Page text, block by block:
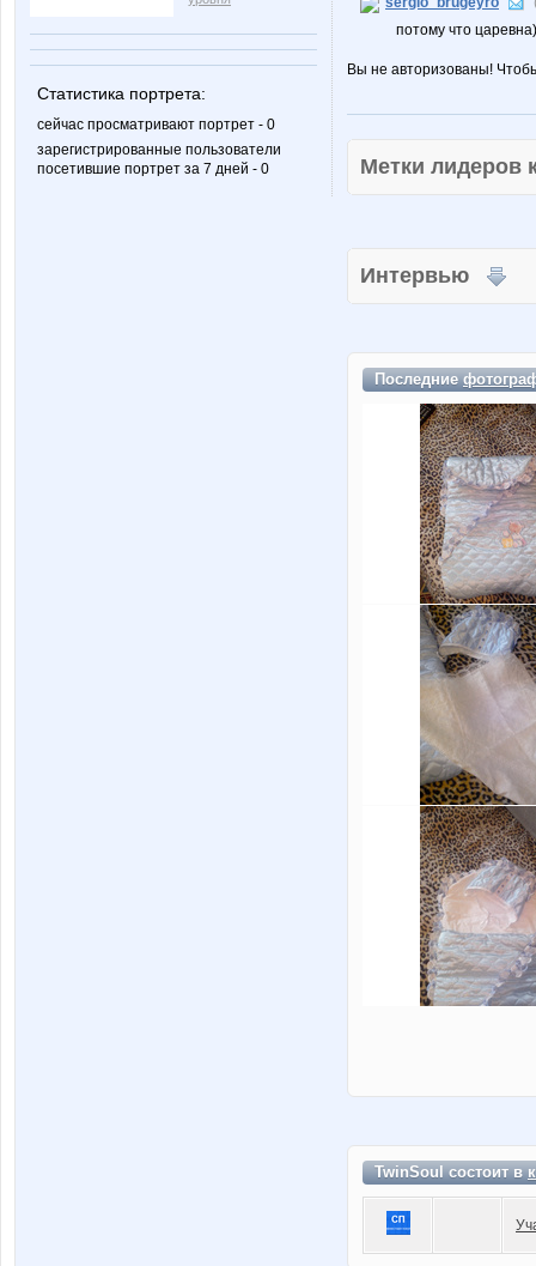
Статистика портрета:
сейчас просматривают портрет - 0
зарегистрированные пользователи
посетившие портрет за 7 дней - 0
потому что
Вы не авторизованы!
Метки
Интервью
Последние
TwinSoul состоит в